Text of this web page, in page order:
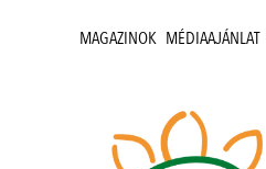
MAGAZINOK MÉDIAAJÁNLAT